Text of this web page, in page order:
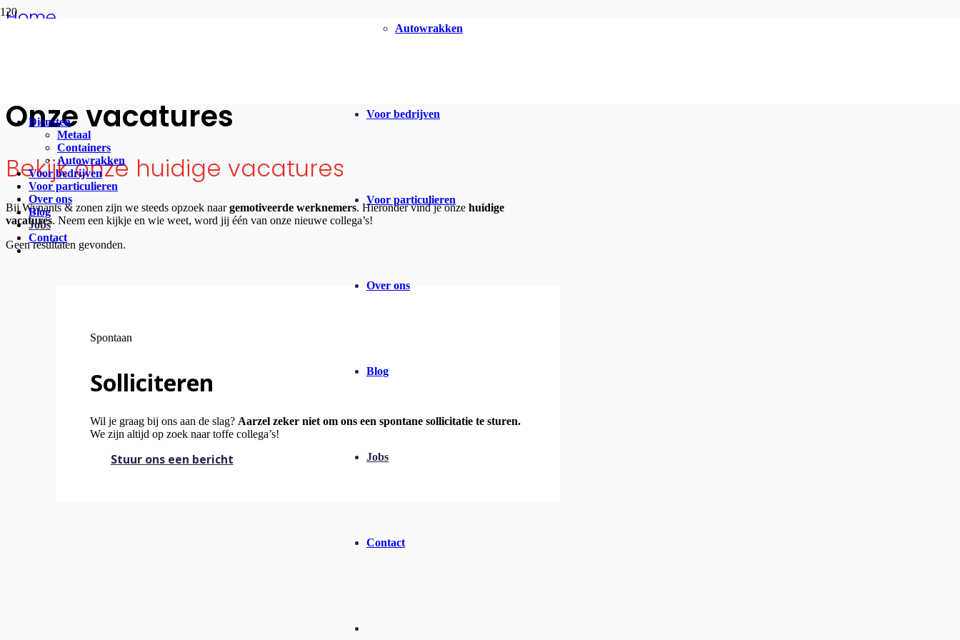
Autowrakken
Voor bedrijven
Voor particulieren
Over ons
Blog
Jobs
Contact
Diensten
Metaal
Containers
Autowrakken
Voor bedrijven
Voor particulieren
Over ons
Blog
Jobs
Contact
Home
Onze vacatures
Bekijk onze huidige vacatures
Bij Wynants & zonen zijn we steeds opzoek naargemotiveerde werknemers. Hieronder vind je onze huidige
vacatures. Neem een kijkje en wie weet, word jij één van onze nieuwe collega’s!
Geen resultaten gevonden.
Spontaan
Solliciteren
Wil je graag bij ons aan de slag? Aarzel zeker niet om ons een spontane sollicitatie te sturen.
We zijn altijd op zoek naar toffe collega’s!
Stuur ons een bericht